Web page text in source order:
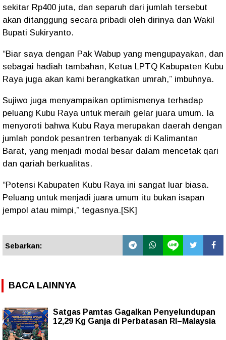
sekitar Rp400 juta, dan separuh dari jumlah tersebut
akan ditanggung secara pribadi oleh dirinya dan Wakil
Bupati Sukiryanto.
“Biar saya dengan Pak Wabup yang mengupayakan, dan
sebagai hadiah tambahan, Ketua LPTQ Kabupaten Kubu
Raya juga akan kami berangkatkan umrah,” imbuhnya.
Sujiwo juga menyampaikan optimismenya terhadap
peluang Kubu Raya untuk meraih gelar juara umum. Ia
menyoroti bahwa Kubu Raya merupakan daerah dengan
jumlah pondok pesantren terbanyak di Kalimantan
Barat, yang menjadi modal besar dalam mencetak qari
dan qariah berkualitas.
“Potensi Kabupaten Kubu Raya ini sangat luar biasa.
Peluang untuk menjadi juara umum itu bukan isapan
jempol atau mimpi,” tegasnya.[SK]
Sebarkan:
BACA LAINNYA
Satgas Pamtas Gagalkan Penyelundupan
12,29 Kg Ganja di Perbatasan RI–Malaysia